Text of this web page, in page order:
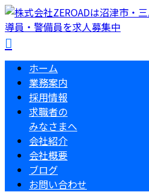
ホーム
業務案内
採用情報
求職者の
みなさまへ
会社紹介
会社概要
ブログ
お問い合わせ